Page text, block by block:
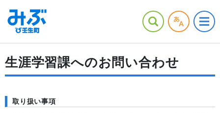
生涯学習課へのお問い合わせ
取り扱い事項